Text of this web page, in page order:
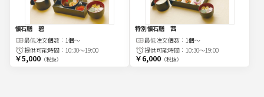
懐石膳 碧
最低注文個数： 1個～
提供可能時間： 10:30～19:00
￥5,000（税抜）
特別懐石膳 茜
最低注文個数： 1個～
提供可能時間： 10:30～19:00
￥6,000（税抜）